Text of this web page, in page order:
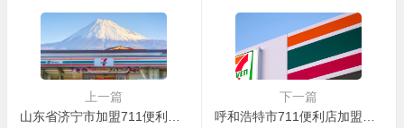
上一篇
山东省济宁市加盟711便利店需要多少钱？济宁市如何申请加盟711便利店？
下一篇
呼和浩特市711便利店加盟条件及费用，内蒙古可以加盟711便利店吗？